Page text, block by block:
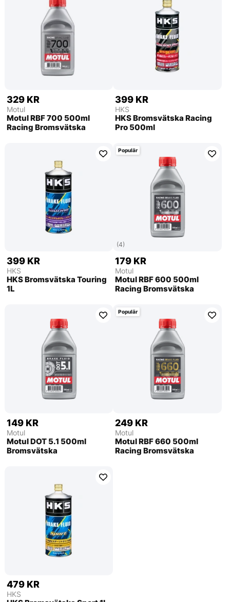
329 KR
Motul
Motul RBF 700 500ml
Racing Bromsvätska
399 KR
HKS
HKS Bromsvätska Racing
Pro 500ml
399 KR
HKS
HKS Bromsvätska Touring
1L
Populär
(4)
179 KR
Motul
Motul RBF 600 500ml
Racing Bromsvätska
149 KR
Motul
Motul DOT 5.1 500ml
Bromsvätska
Populär
249 KR
Motul
Motul RBF 660 500ml
Racing Bromsvätska
479 KR
HKS